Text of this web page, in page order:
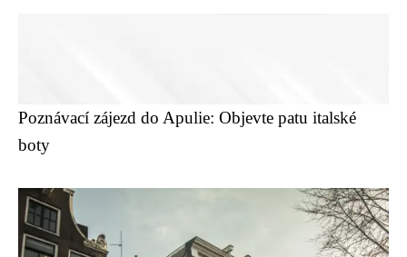
Poznávací zájezd do Apulie: Objevte patu italské
boty